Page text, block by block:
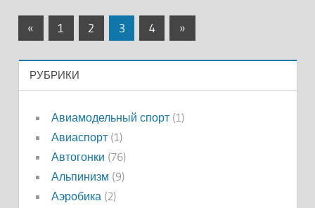
Пагинация
записей
« Предыдущие
1 2 3 4
Следующие
»
РУБРИКИ
Авиамодельный спорт(1)
Авиаспорт(1)
Автогонки (76)
Альпинизм (9)
Аэробика(2)